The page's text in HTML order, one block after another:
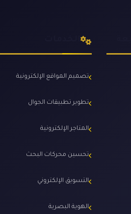
تصميم المواقع الإلكترونية
تطوير تطبيقات الجوال
المتاجر الإلكترونية
تحسين محركات البحث
التسويق الإلكتروني
الهوية البصرية